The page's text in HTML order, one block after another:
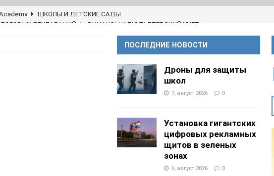
ДЕКЛАРАЦИЙ ФИНАНСЫ И БУХГАЛТЕРСКИЙ УЧЕТ
при культурном центре “Наш Техас” ШКОЛЫ И
ПОСЛЕДНИЕ НОВОСТИ
Дроны для защиты
школ
7, август 2026 0
Установка гигантских
цифровых рекламных
щитов в зеленых
зонах
6, август 2026 0